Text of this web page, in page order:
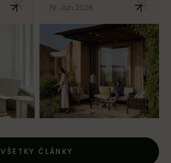
19. Jun 2026
VŠETKY ČLÁNKY